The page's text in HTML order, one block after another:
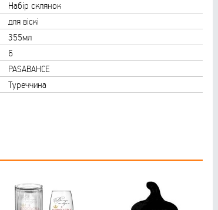
Набір склянок
для віскі
355мл
6
PASABAHCE
Туреччина